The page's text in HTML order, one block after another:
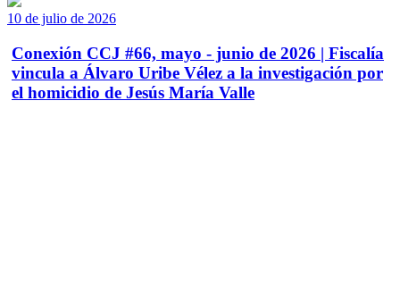
10 de julio de 2026
Conexión CCJ #66, mayo - junio de 2026 | Fiscalía
vincula a Álvaro Uribe Vélez a la investigación por
el homicidio de Jesús María Valle